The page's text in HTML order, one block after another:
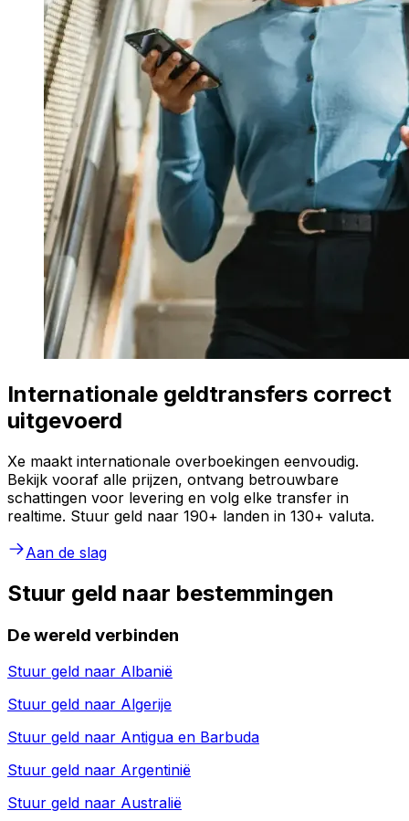
Internationale geldtransfers correct
uitgevoerd
Xe maakt internationale overboekingen eenvoudig.
Bekijk vooraf alle prijzen, ontvang betrouwbare
schattingen voor levering en volg elke transfer in
realtime. Stuur geld naar 190+ landen in 130+ valuta.
Aan de slag
Stuur geld naar bestemmingen
De wereld verbinden
Stuur geld naar Albanië
Stuur geld naar Algerije
Stuur geld naar Antigua en Barbuda
Stuur geld naar Argentinië
Stuur geld naar Australië